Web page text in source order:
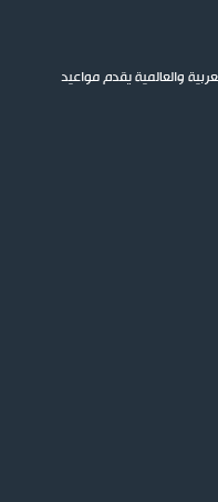
والعالمية يقدم مواعيد